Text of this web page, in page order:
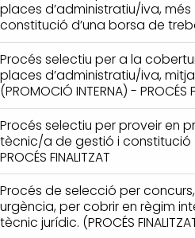
places d’administratiu/iva, més
constitució d’una borsa de
Procés selectiu per a la
places d’administratiu/iva,
(PROMOCIÓ INTERNA) - PROCÉS
Procés selectiu per proveir en
tècnic/a de gestió i constitució
PROCÉS FINALITZAT
Procés de selecció per
urgència, per cobrir en règim
tècnic jurídic. (PROCÉS